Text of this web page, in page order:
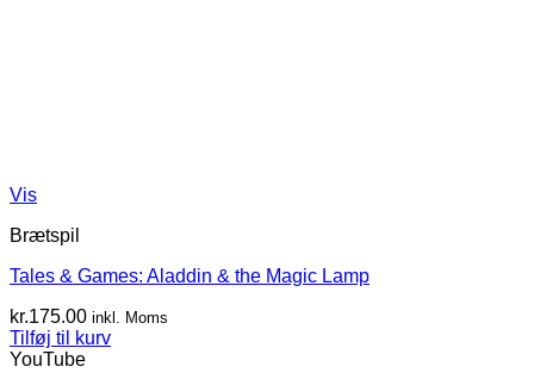
Vis
Brætspil
Tales & Games: Aladdin & the Magic Lamp
kr.175.00 inkl. Moms
Tilføj til kurv
YouTube